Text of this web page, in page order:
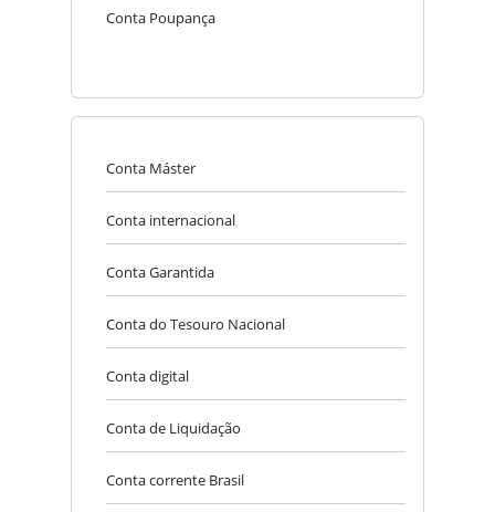
Conta Poupança
Conta Máster
Conta internacional
Conta Garantida
Conta do Tesouro Nacional
Conta digital
Conta de Liquidação
Conta corrente Brasil